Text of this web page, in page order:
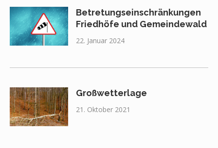
Betretungseinschränkungen
Friedhöfe und Gemeindewald
22. Januar 2024
Großwetterlage
21. Oktober 2021